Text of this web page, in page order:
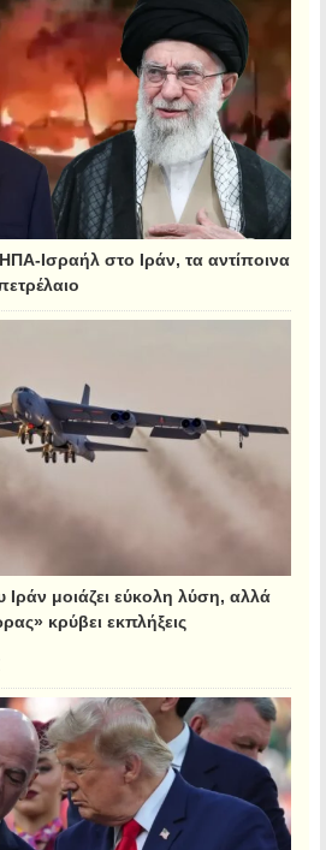
Ισραήλ στο Ιράν, τα αντίποινα
μοιάζει εύκολη λύση, αλλά
κρύβει εκπλήξεις